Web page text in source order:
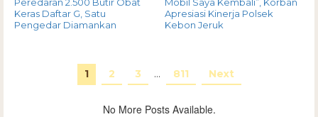
Keras Daftar G, Satu
Pengedar Diamankan
Apresiasi Kinerja Polsek
Kebon Jeruk
1 2 3 … 811 Next
No More Posts Available.